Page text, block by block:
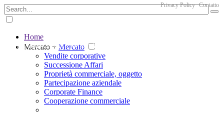
The big marketplace for business
Privacy Policy Contatto
Home
Mercato + Mercato
Vendite corporative
Successione Affari
Proprietà commerciale, oggetto
Partecipazione aziendale
Corporate Finance
Cooperazione commerciale